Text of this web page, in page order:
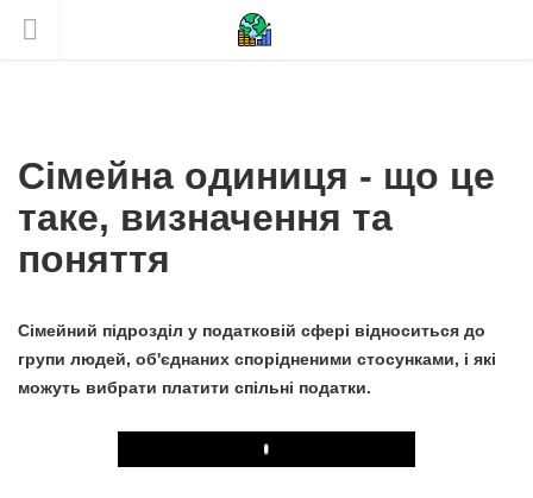
Сімейна одиниця - що це
таке, визначення та
поняття
Сімейний підрозділ у податковій сфері відноситься до
групи людей, об'єднаних спорідненими стосунками, і які
можуть вибрати платити спільні податки.
Play